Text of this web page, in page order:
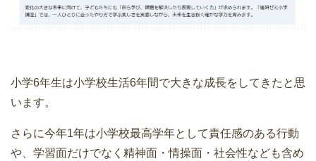
小学6年生は小学校生活6年間で大きな成長をしてきたと思
います。
さらに今年1年は小学校最高学年として責任感のある行動
や、学習面だけでなく精神面・情操面・社会性なども含め